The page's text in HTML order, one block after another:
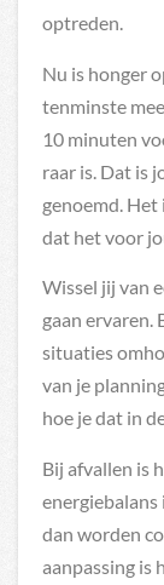
optreden.
Nu is honger
tenminste
10 minuten
raar is. Dat is
genoemd.
dat het voor
Wissel jij van
gaan ervaren.
situaties
van je
hoe je dat in
Bij afvallen is
energiebalans
dan worden
aanpassing is